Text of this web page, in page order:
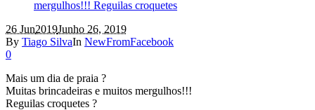
26 Jun2019Junho 26, 2019
By Tiago SilvaIn NewFromFacebook
0
Mais um dia de praia ?
Muitas brincadeiras e muitos mergulhos!!!
Reguilas croquetes ?